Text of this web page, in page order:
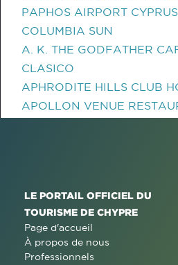
PAPHOS AIRPORT CYPRUS
COLUMBIA SUN
A. K. THE GODFATHER
CLASICO
APHRODITE HILLS CLUB
APOLLON VENUE
LE PORTAIL OFFICIEL DU
TOURISME DE CHYPRE
Page d'accueil
À propos de nous
Professionnels